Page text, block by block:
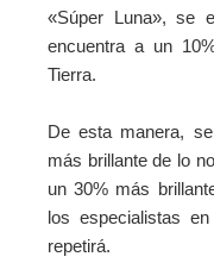
«Súper Luna», se
encuentra a un
Tierra.
De esta manera,
más brillante de lo
un 30% más
los especialistas
repetirá.